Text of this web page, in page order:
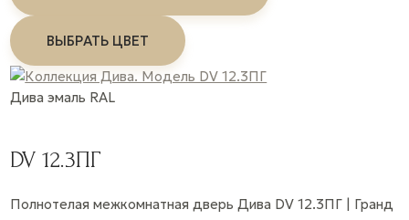
ВЫБРАТЬ ЦВЕТ
Дива эмаль RAL
DV 12.3ПГ
Полнотелая межкомнатная дверь Дива DV 12.3ПГ | Гранд